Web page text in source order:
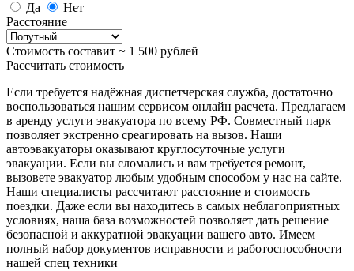
Да
Нет
Расстояние
Стоимость составит ~ 1 500 рублей
Рассчитать стоимость
Если требуется надёжная диспетчерская служба, достаточно
воспользоваться нашим сервисом онлайн расчета. Предлагаем
в аренду услуги эвакуатора по всему РФ. Совместный парк
позволяет экстренно среагировать на вызов. Наши
автоэвакуаторы оказывают круглосуточные услуги
эвакуации. Если вы сломались и вам требуется ремонт,
вызовете эвакуатор любым удобным способом у нас на сайте.
Наши специалисты рассчитают расстояние и стоимость
поездки. Даже если вы находитесь в самых неблагоприятных
условиях, наша база возможностей позволяет дать решение
безопасной и аккуратной эвакуации вашего авто. Имеем
полный набор документов исправности и работоспособности
нашей спец техники